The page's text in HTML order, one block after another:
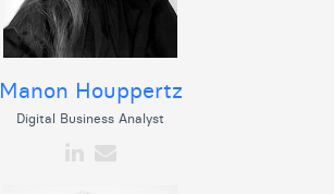
Manon Houppertz
Digital Business Analyst